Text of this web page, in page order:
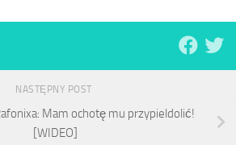
NASTĘPNY POST
Mam ochotę mu przypieldolić!
[WIDEO]